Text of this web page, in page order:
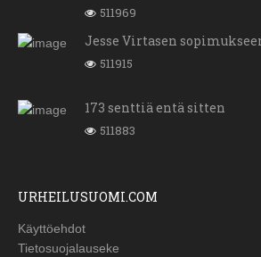
511969
Jesse Virtasen
511915
173 senttiä entä sitten
511883
URHEILUSUOMI.COM
Käyttöehdot
Tietosuojalauseke